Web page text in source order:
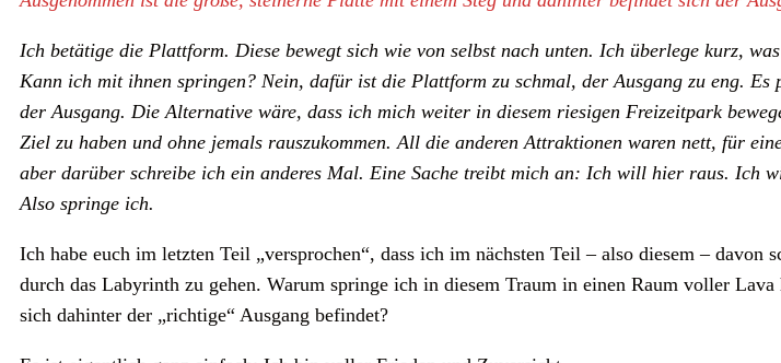
Ich betätige die Plattform. Diese bewegt sich wie von selbst nach unten. Ich überlege kurz,
Kann ich mit ihnen springen? Nein, dafür ist die Plattform zu schmal, der Ausgang zu eng.
der Ausgang. Die Alternative wäre, dass ich mich weiter in diesem riesigen Freizeitpark
Ziel zu haben und ohne jemals rauszukommen. All die anderen Attraktionen waren nett, für
aber darüber schreibe ich ein anderes Mal. Eine Sache treibt mich an: Ich will hier raus. Ich
Also springe ich.
Ich habe euch im letzten Teil „versprochen“, dass ich im nächsten Teil – also diesem – davon
durch das Labyrinth zu gehen. Warum springe ich in diesem Traum in einen Raum voller
sich dahinter der „richtige“ Ausgang befindet?